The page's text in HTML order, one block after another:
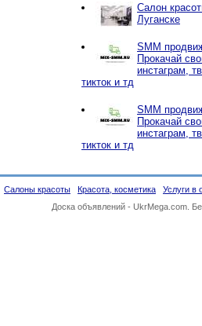
Салон
Луганске
SMM
Прокачай
инстаграм,
тикток и тд
SMM
Прокачай
инстаграм,
тикток и тд
Салоны красоты Красота, косметика
Услуги в
Доска объявлений - UkrMega.com.